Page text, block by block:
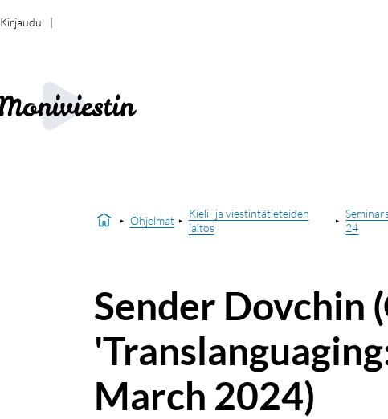
Kirjaudu
Ohjelmat
Kieli- ja viestintätieteiden
laitos
24
Sender Dovchin
March 2024)